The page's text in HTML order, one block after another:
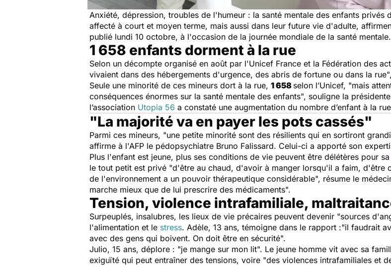
Anxiété, dépression, troubles de l'humeur : la santé mentale des enfants privés
affecté à court et moyen terme, mais aussi dans leur future vie d'adulte,
publié lundi 10 octobre, à l'occasion de la journée mondiale de la santé mentale.
1 658 enfants dorment à la rue
Selon un décompte organisé en août par l'Unicef France et la Fédération des
vivaient dans des hébergements d'urgence, des abris de fortune ou dans la rue
Seule une minorité de ces mineurs dort à la rue, 1 658 selon l’Unicef, "mais
conséquences énormes sur la santé mentale des enfants", souligne la
l’association Utopia 56 a constaté une augmentation du nombre d’enfant à la
"La majorité va en payer les pots cassés"
Parmi ces mineurs, "une petite minorité sont des résilients qui en sortiront
affirme à l'AFP le pédopsychiatre Bruno Falissard. Celui-ci a apporté son
Plus l'enfant est jeune, plus ses conditions de vie peuvent être délétères pour sa
le tout petit est privé "d'être au chaud, d'avoir à manger lorsqu'il a faim, d'être
de l'environnement a un pouvoir thérapeutique considérable", résume le
marche mieux que de lui prescrire des médicaments".
Tension, violence intrafamiliale,
Surpeuplés, insalubres, les lieux de vie précaires peuvent devenir "sources
l'alimentation et le stress. Adèle, 13 ans, témoigne dans le rapport :"il faudrait
avec des gens qui boivent. On doit être en sécurité".
Julio, 15 ans, déplore : "je mange sur mon lit". Le jeune homme vit avec sa
exiguïté qui peut entraîner des tensions, voire "des violences intrafamiliales et